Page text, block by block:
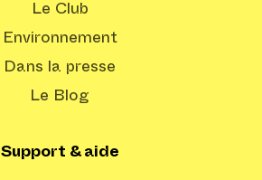
Le Club
Environnement
Dans la presse
Le Blog
Support & aide